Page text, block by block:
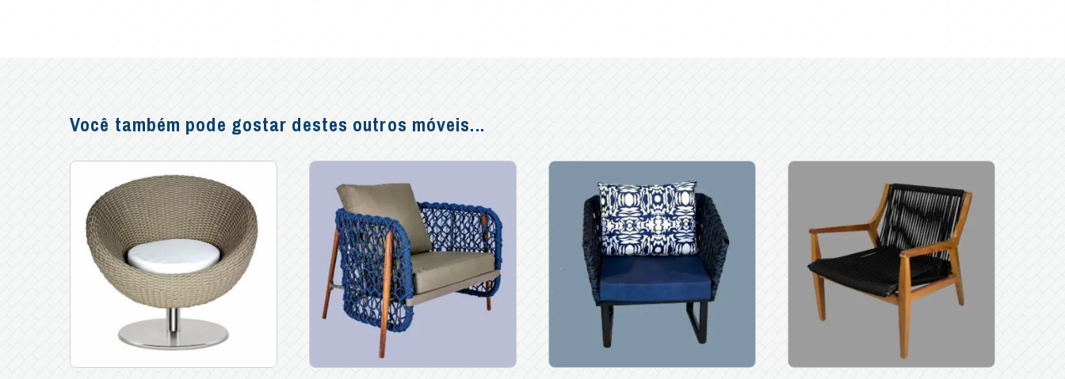
Você também pode gostar destes outros móveis...